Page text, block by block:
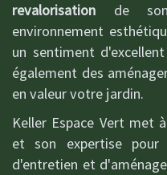
revalorisation de
environnement
un sentiment
également des
en valeur votre jardin.
Keller Espace Vert met
et son expertise
d'entretien et